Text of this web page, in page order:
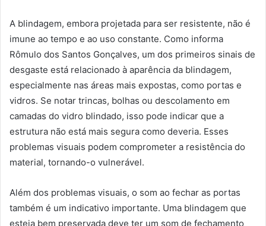
A blindagem, embora projetada para ser resistente, não é
imune ao tempo e ao uso constante. Como informa
Rômulo dos Santos Gonçalves, um dos primeiros sinais de
desgaste está relacionado à aparência da blindagem,
especialmente nas áreas mais expostas, como portas e
vidros. Se notar trincas, bolhas ou descolamento em
camadas do vidro blindado, isso pode indicar que a
estrutura não está mais segura como deveria. Esses
problemas visuais podem comprometer a resistência do
material, tornando-o vulnerável.
Além dos problemas visuais, o som ao fechar as portas
também é um indicativo importante. Uma blindagem que
esteja bem preservada deve ter um som de fechamento